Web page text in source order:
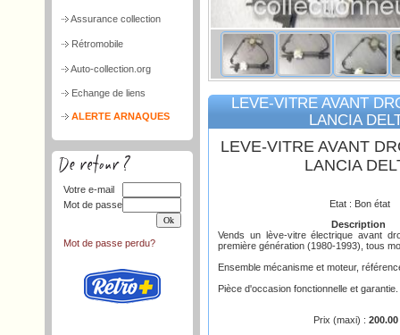
Assurance collection
Rétromobile
Auto-collection.org
Echange de liens
ALERTE ARNAQUES
Votre e-mail
Mot de passe
Mot de passe perdu?
LEVE-VITRE AVANT
LANCIA
LEVE-VITRE AVANT
LANCIA
Etat : Bon état
Description
Vends un lève-vitre électrique avant
première génération (1980-1993), tous
Ensemble mécanisme et moteur,
Pièce d'occasion fonctionnelle et garantie.
Prix (maxi) : 200.00